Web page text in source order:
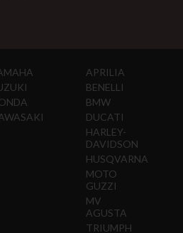
APRILIA
BENELLI
BMW
DUCATI
HARLEY-
DAVIDSON
HUSQVARNA
MOTO
GUZZI
MV
AGUSTA
TRIUMPH